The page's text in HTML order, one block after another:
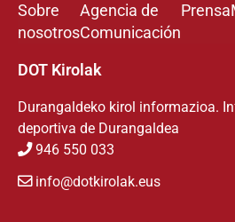
Sobre
nosotros
Agencia de
Comunicación
Prensa
DOT Kirolak
Durangaldeko kirol informazioa.
deportiva de Durangaldea
946 550 033
info@dotkirolak.eus